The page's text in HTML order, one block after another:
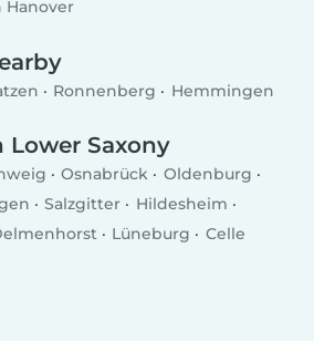
Hanover
Ronnenberg Hemmingen
Lower Saxony
Osnabrück
Oldenburg
Salzgitter
Hildesheim
Lüneburg Celle